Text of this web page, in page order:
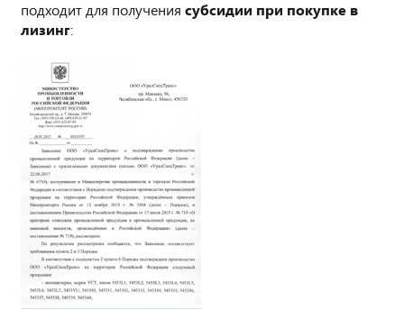
подходит для получения субсидии при покупке в
лизинг: